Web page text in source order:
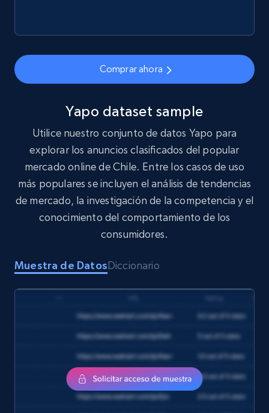
Youtube - Videos posts
URL, Title, Youtuber, Youtuber md5, Video url,
Video length, Likes, Views, and more.
Social media
Buy Now
Amazon Reviews
URL, Product name, Product rating, Product
Author name, Asin, and more.
eCommerce
872+ Buy Now
TikTok - Posts
Comprar ahora
Yapo dataset sample
Utilice nuestro conjunto de datos Yapo para
explorar los anuncios clasificados del popular
mercado online de Chile. Entre los casos de uso
más populares se incluyen el análisis de tendencias
de mercado, la investigación de la competencia y el
conocimiento del comportamiento de los
consumidores.
Muestra de DatosDiccionario